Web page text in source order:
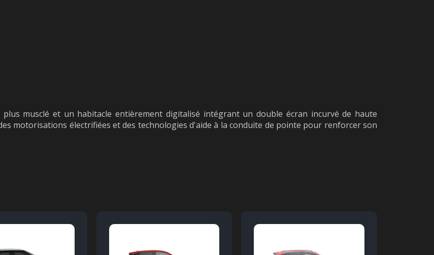
musclé et un habitacle entièrement digitalisé intégrant un double écran incurvé de haute
motorisations électrifiées et des technologies d'aide à la conduite de pointe pour renforcer son